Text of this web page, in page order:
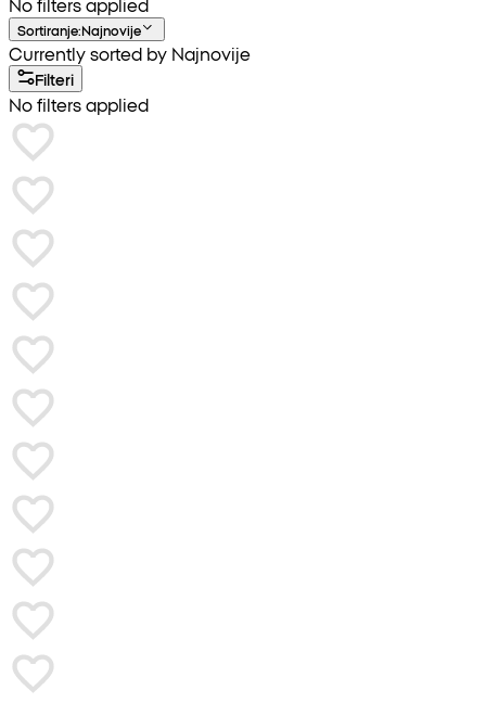
Sortiranje:Najnovije
Currently sorted by Najnovije
Filteri
No filters applied